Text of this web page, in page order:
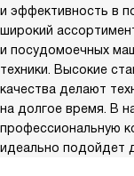
и эффективность в
широкий
и посудомоечных
техники. Высокие
качества делают
на долгое время. В
профессиональную
идеально подойдет